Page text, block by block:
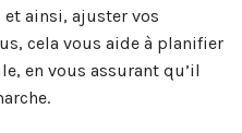
ainsi, ajuster vos
cela vous aide à planifier
en vous assurant qu’il